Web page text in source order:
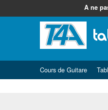
A ne
Cours de Guitare